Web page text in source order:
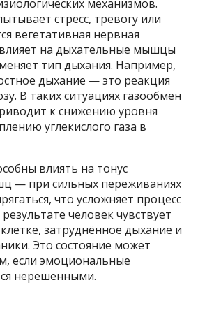
механизмов.
стресс, тревогу или
вегетативная нервная
на дыхательные мышцы
тип дыхания. Например,
дыхание — это реакция
В таких ситуациях газообмен
к снижению уровня
углекислого газа в
влиять на тонус
— при сильных переживаниях
что усложняет процесс
человек чувствует
затруднённое дыхание и
Это состояние может
если эмоциональные
нерешёнными.